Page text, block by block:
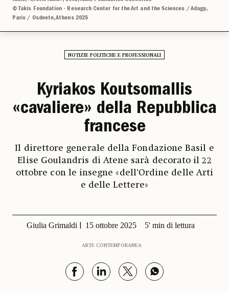
© Takis Foundation - Research Center for the Art and the Sciences / Adagp,
Paris / Osdeete, Athens 2025
NOTIZIE POLITICHE E PROFESSIONALI
Kyriakos Koutsomallis
«cavaliere» della Repubblica
francese
Il direttore generale della Fondazione Basil e
Elise Goulandris di Atene sarà decorato il 22
ottobre con le insegne «dell’Ordine delle Arti
e delle Lettere»
Giulia Grimaldi 15 ottobre 2025 5' min di lettura
ARTE CONTEMPORANEA